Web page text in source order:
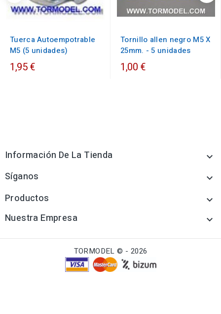
Tuerca Autoempotrable
M5 (5 unidades)
1,95 €
Tornillo allen negro M5 X
25mm. - 5 unidades
1,00 €
Información De La Tienda 
Síganos 
Productos 
Nuestra Empresa 
TORMODEL © - 2026